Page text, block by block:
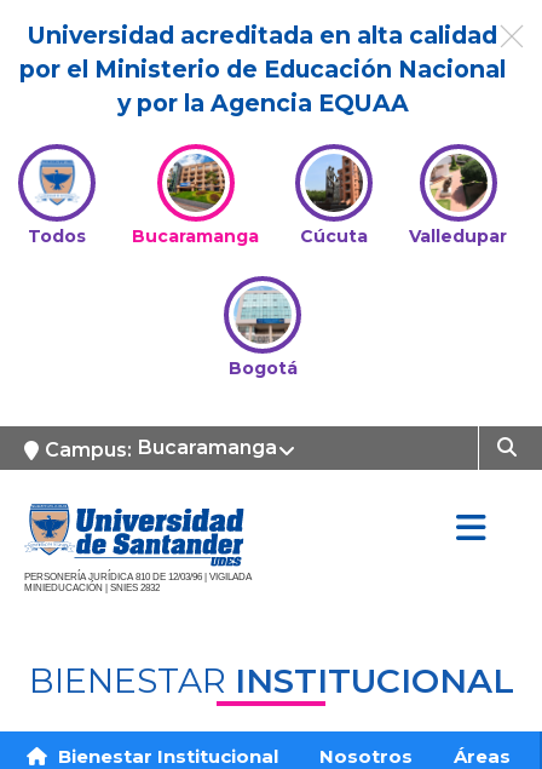
Universidad acreditada en alta calidad
por el Ministerio de Educación Nacional
y por la Agencia EQUAA
Todos Bucaramanga Cúcuta Valledupar
Bogotá
Campus: Bucaramanga
PERSONERÍA JURÍDICA 810 DE 12/03/96 | VIGILADA
MINIEDUCACIÓN | SNIES 2832
BIENESTAR INSTITUCIONAL
Bienestar Institucional Nosotros Áreas